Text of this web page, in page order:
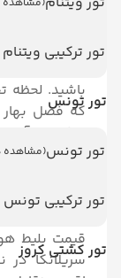
تور ترکیبی ویتنام
تور تونس
تور تونس(مشاهده
تور ترکیبی تونس
تور کشتی کروز
یکی از
سال بیفتد
باشید. لحظه
که فصل بهار
سفر به آن
اردیبهشت،
بودن
افزایش
معمولا از
قیمت بلیط
سریلانکا